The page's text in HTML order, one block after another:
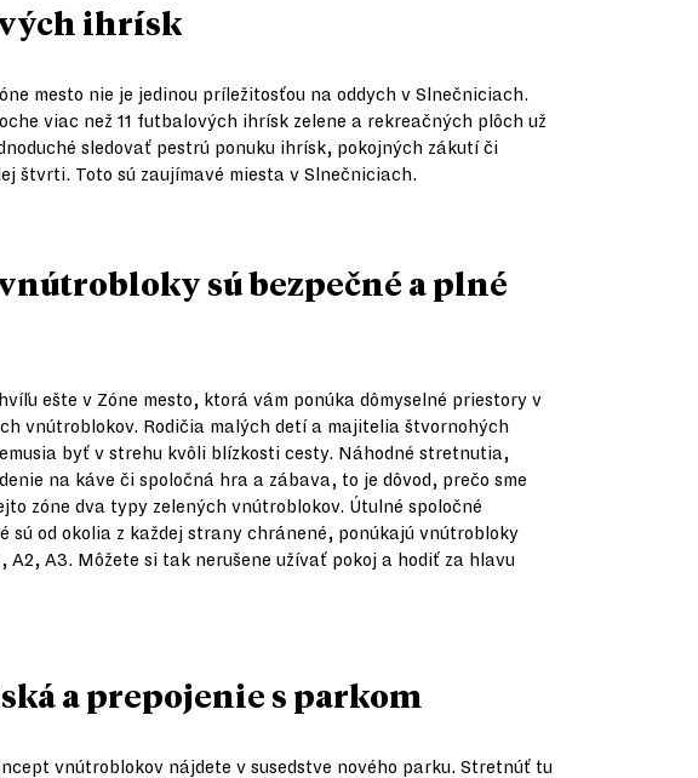
ihrísk
mesto nie je jedinou príležitosťou na oddych v Slnečniciach.
viac než 11 futbalových ihrísk zelene a rekreačných plôch už
sledovať pestrú ponuku ihrísk, pokojných zákutí či
štvrti. Toto sú zaujímavé miesta v Slnečniciach.
sú bezpečné a plné
ešte v Zóne mesto, ktorá vám ponúka dômyselné priestory v
vnútroblokov. Rodičia malých detí a majitelia štvornohých
byť v strehu kvôli blízkosti cesty. Náhodné stretnutia,
na káve či spoločná hra a zábava, to je dôvod, prečo sme
zóne dva typy zelených vnútroblokov. Útulné spoločné
sú od okolia z každej strany chránené, ponúkajú vnútrobloky
A2, A3. Môžete si tak nerušene užívať pokoj a hodiť za hlavu
a prepojenie s parkom
vnútroblokov nájdete v susedstve nového parku. Stretnúť tu